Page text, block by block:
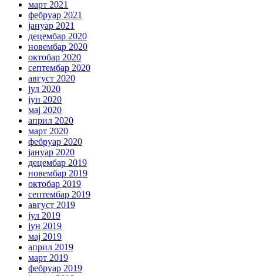
март 2021
фебруар 2021
јануар 2021
децембар 2020
новембар 2020
октобар 2020
септембар 2020
август 2020
јул 2020
јун 2020
мај 2020
април 2020
март 2020
фебруар 2020
јануар 2020
децембар 2019
новембар 2019
октобар 2019
септембар 2019
август 2019
јул 2019
јун 2019
мај 2019
април 2019
март 2019
фебруар 2019